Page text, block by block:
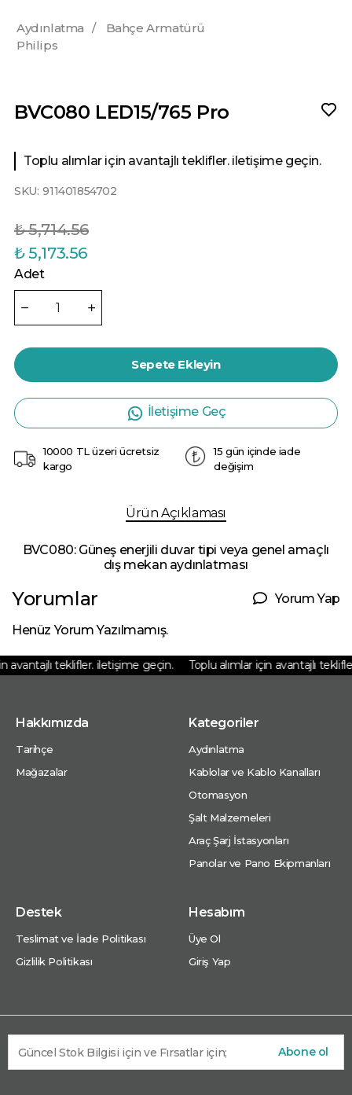
Aydınlatma /
Bahçe Armatürü
Philips
BVC080 LED15/765 Pro
Toplu alımlar için avantajlı teklifler. iletişime geçin.
SKU: 911401854702
₺ 5,714.56
₺ 5,173.56
Adet
Sepete Ekleyin
İletişime Geç
10000 TL üzeri ücretsiz
kargo
15 gün içinde iade
değişim
Ürün Açıklaması
BVC080: Güneş enerjili duvar tipi veya genel amaçlı
dış mekan aydınlatması
Yorumlar Yorum Yap
Henüz Yorum Yazılmamış.
avantajlı teklifler. iletişime geçin. Toplu alımlar için avantajlı
Hakkımızda
Tarihçe
Mağazalar
Kategoriler
Aydınlatma
Kablolar ve Kablo Kanalları
Otomasyon
Şalt Malzemeleri
Araç Şarj İstasyonları
Panolar ve Pano Ekipmanları
Destek
Teslimat ve İade Politikası
Gizlilik Politikası
Hesabım
Üye Ol
Giriş Yap
Abone ol